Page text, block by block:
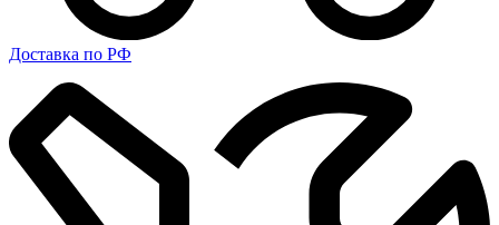
Доставка по РФ